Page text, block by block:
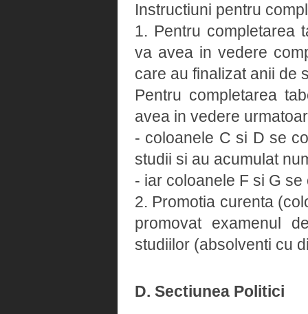
Instructiuni pentru
1. Pentru completarea
va avea in vedere
care au finalizat anii de
Pentru completarea
avea in vedere
- coloanele C si D se
studii si au acumulat
- iar coloanele F si G
2. Promotia curenta
promovat examenul
studiilor (absolventi cu
D. Sectiunea Politici